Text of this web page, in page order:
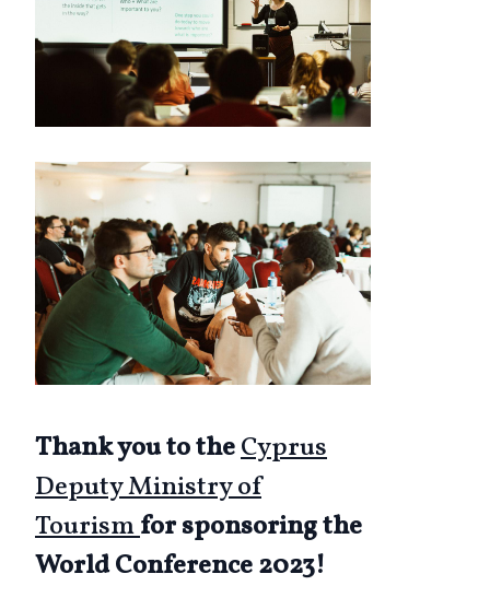
Thank you to theCyprus
Deputy Ministry of
Tourismfor sponsoring the
World Conference 2023!